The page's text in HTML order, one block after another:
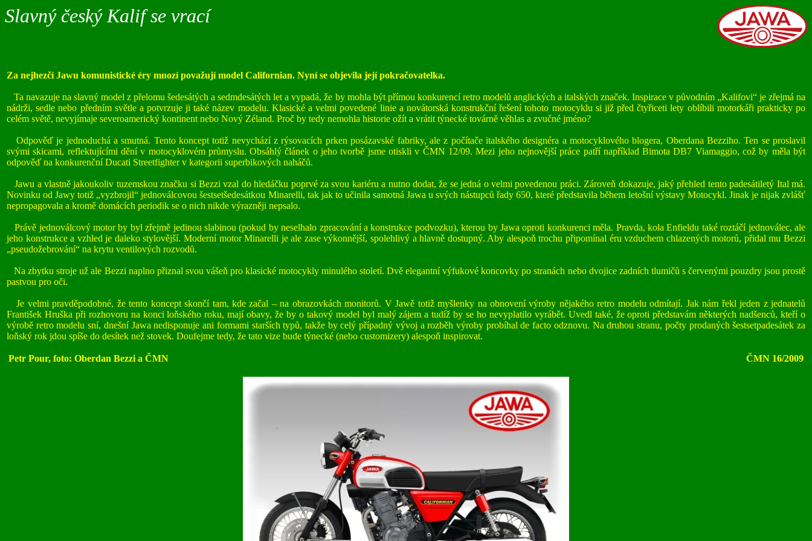
Slavný český Kalif se vrací
Za nejhezčí Jawu komunistické éry mnozí považují model Californian. Nyní se objevila její pokračovatelka.
Ta navazuje na slavný model z přelomu šedesátých a sedmdesátých let a vypadá, že by mohla být přímou konkurencí retro modelů anglických a italských značek. Inspirace v původním „Kalifovi“ je zřejmá na
nádrži, sedle nebo předním světle a potvrzuje ji také název modelu. Klasické a velmi povedené linie a novátorská konstrukční řešení tohoto motocyklu si již před čtyřiceti lety oblíbili motorkáři prakticky po
celém světě, nevyjímaje severoamerický kontinent nebo Nový Zéland. Proč by tedy nemohla historie ožít a vrátit týnecké továrně věhlas a zvučné jméno?
Odpověď je jednoduchá a smutná. Tento koncept totiž nevychází z rýsovacích prken posázavské fabriky, ale z počítače italského designéra a motocyklového blogera, Oberdana Bezziho. Ten se proslavil
svými skicami, reflektujícími dění v motocyklovém průmyslu. Obsáhlý článek o jeho tvorbě jsme otiskli v ČMN 12/09. Mezi jeho nejnovější práce patří například Bimota DB7 Viamaggio, což by měla být
odpověď na konkurenční Ducati Streetfighter v kategorii superbikových naháčů.
Jawu a vlastně jakoukoliv tuzemskou značku si Bezzi vzal do hledáčku poprvé za svou kariéru a nutno dodat, že se jedná o velmi povedenou práci. Zároveň dokazuje, jaký přehled tento padesátiletý Ital má.
Novinku od Jawy totiž „vyzbrojil“ jednoválcovou šestsetšedesátkou Minarelli, tak jak to učinila samotná Jawa u svých nástupců řady 650, které představila během letošní výstavy Motocykl. Jinak je nijak zvlášť
nepropagovala a kromě domácích periodik se o nich nikde výrazněji nepsalo.
Právě jednoválcový motor by byl zřejmě jedinou slabinou (pokud by neselhalo zpracování a konstrukce podvozku), kterou by Jawa oproti konkurenci měla. Pravda, kola Enfieldu také roztáčí jednoválec, ale
jeho konstrukce a vzhled je daleko stylovější. Moderní motor Minarelli je ale zase výkonnější, spolehlivý a hlavně dostupný. Aby alespoň trochu připomínal éru vzduchem chlazených motorů, přidal mu Bezzi
„pseudožebrování“ na krytu ventilových rozvodů.
Na zbytku stroje už ale Bezzi naplno přiznal svou vášeň pro klasické motocykly minulého století. Dvě elegantní výfukové koncovky po stranách nebo dvojice zadních tlumičů s červenými pouzdry jsou prostě
pastvou pro oči.
Je velmi pravděpodobné, že tento koncept skončí tam, kde začal – na obrazovkách monitorů. V Jawě totiž myšlenky na obnovení výroby nějakého retro modelu odmítají. Jak nám řekl jeden z jednatelů
František Hruška při rozhovoru na konci loňského roku, mají obavy, že by o takový model byl malý zájem a tudíž by se ho nevyplatilo vyrábět. Uvedl také, že oproti představám některých nadšenců, kteří o
výrobě retro modelu sní, dnešní Jawa nedisponuje ani formami starších typů, takže by celý případný vývoj a rozběh výroby probíhal de facto odznovu. Na druhou stranu, počty prodaných šestsetpadesátek za
loňský rok jdou spíše do desítek než stovek. Doufejme tedy, že tato vize bude týnecké (nebo customizery) alespoň inspirovat.
Petr Pour, foto: Oberdan Bezzi a ČMN ČMN 16/2009